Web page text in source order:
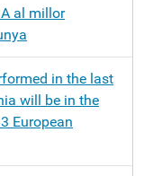
al millor
in the last
will be in the
European